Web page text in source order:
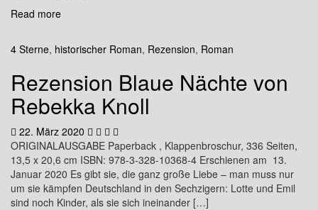
Read more
4 Sterne, historischer Roman, Rezension, Roman
Rezension Blaue Nächte von
Rebekka Knoll
22. März 2020
ORIGINALAUSGABE Paperback , Klappenbroschur, 336 Seiten,
13,5 x 20,6 cm ISBN: 978-3-328-10368-4 Erschienen am 13.
Januar 2020 Es gibt sie, die ganz große Liebe – man muss nur
um sie kämpfen Deutschland in den Sechzigern: Lotte und Emil
sind noch Kinder, als sie sich ineinander […]